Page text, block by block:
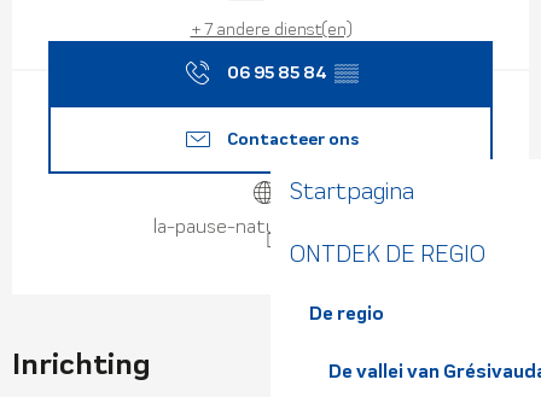
Startpagina
ONTDEK DE REGIO
De regio
De vallei van
+ 7 andere dienst(en)
06 95 85 84 ▒▒
Contacteer ons
la-pause-nature.eatbu.com
Inrichting